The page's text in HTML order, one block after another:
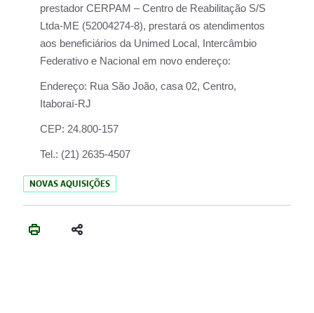
prestador CERPAM – Centro de Reabilitação S/S
Ltda-ME (52004274-8), prestará os atendimentos
aos beneficiários da Unimed Local, Intercâmbio
Federativo e Nacional em novo endereço:
Endereço: Rua São João, casa 02, Centro,
Itaboraí-RJ
CEP: 24.800-157
Tel.: (21) 2635-4507
NOVAS AQUISIÇÕES